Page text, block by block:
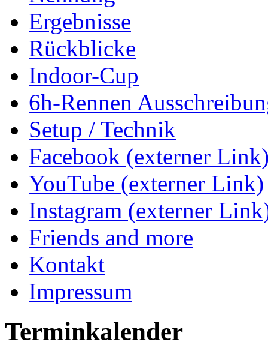
Ergebnisse
Rückblicke
Indoor-Cup
6h-Rennen
Setup / Technik
Facebook (externer
YouTube (externer Link)
Instagram (externer
Friends and more
Kontakt
Impressum
Terminkalender